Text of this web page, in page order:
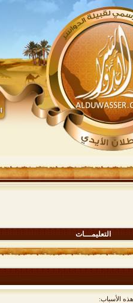
التعليمـــات
الأسباب: